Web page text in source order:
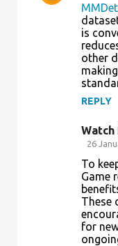
is
other
REPLY
26
To
Game
These
for